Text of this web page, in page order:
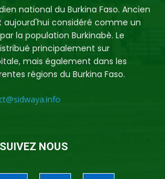
national du Burkina Faso. Ancien
aujourd'hui considéré comme un
la population Burkinabè. Le
principalement sur
mais également dans les
régions du Burkina Faso.
SUIVEZ NOUS